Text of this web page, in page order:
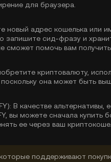
для браузера.
новый адрес кошелька или
запишите сид-фразу и
сможет помочь вам
криптовалюту,
она может быть
В качестве альтернативы,
вы можете сначала купить
ее через ваш
поддерживают